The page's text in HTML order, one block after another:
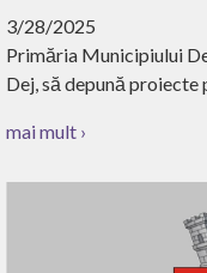
3/28/2025
Primăria Municipiului
Dej, să depună proiecte
mai mult ›